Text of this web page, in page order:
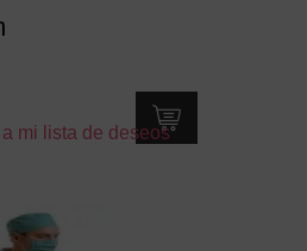
mi lista de deseos